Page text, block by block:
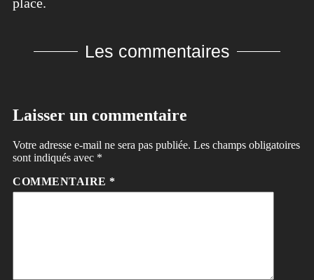
Les commentaires
Laisser un commentaire
Votre adresse e-mail ne sera pas publiée. Les champs obligatoires
sont indiqués avec *
COMMENTAIRE *